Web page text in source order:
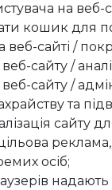
на веб-
кошик для
веб-сайті /
сайту /
сайту /
та
сайту
осіб;